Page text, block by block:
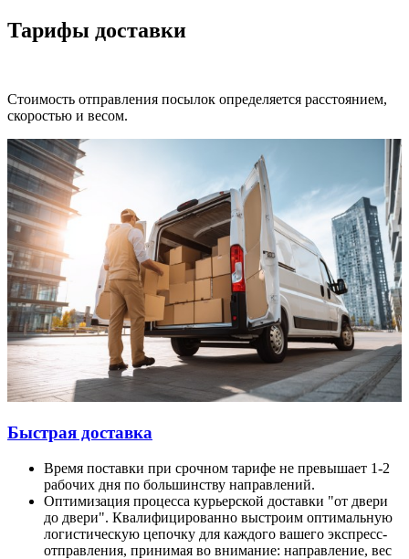
Тарифы доставки
Стоимость отправления посылок определяется расстоянием,
скоростью и весом.
Быстрая доставка
Время поставки при срочном тарифе не превышает 1-2
рабочих дня по большинству направлений.
Оптимизация процесса курьерской доставки "от двери
до двери". Квалифицированно выстроим оптимальную
логистическую цепочку для каждого вашего экспресс-
отправления, принимая во внимание: направление, вес